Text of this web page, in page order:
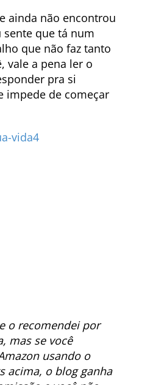
ainda não encontrou
sente que tá num
que não faz tanto
vale a pena ler o
pra si
impede de começar
o recomendei por
mas se você
usando o
acima, o blog ganha